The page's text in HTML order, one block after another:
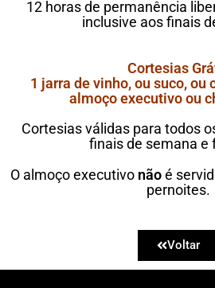
12 horas de permanência
inclusive aos finais
Cortesias
1 jarra de vinho, ou suco, ou
almoço executivo ou
Cortesias válidas para todos
finais de semana e
O almoço executivo nãoé
pernoites.
Voltar